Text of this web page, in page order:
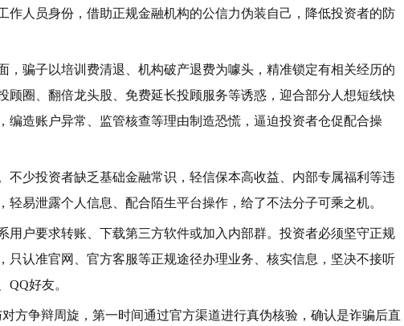
作人员身份，借助正规金融机构的公信力伪装自己，降低投资者的防
，骗子以培训费清退、机构破产退费为噱头，精准锁定有相关经历的
顾圈、翻倍龙头股、免费延长投顾服务等诱惑，迎合部分人想短线快
编造账户异常、监管核查等理由制造恐慌，逼迫投资者仓促配合操
不少投资者缺乏基础金融常识，轻信保本高收益、内部专属福利等违
易泄露个人信息、配合陌生平台操作，给了不法分子可乘之机。
用户要求转账、下载第三方软件或加入内部群。投资者必须坚守正规
只认准官网、官方客服等正规途径办理业务、核实信息，坚决不接听
QQ好友。
方争辩周旋，第一时间通过官方渠道进行真伪核验，确认是诈骗后直